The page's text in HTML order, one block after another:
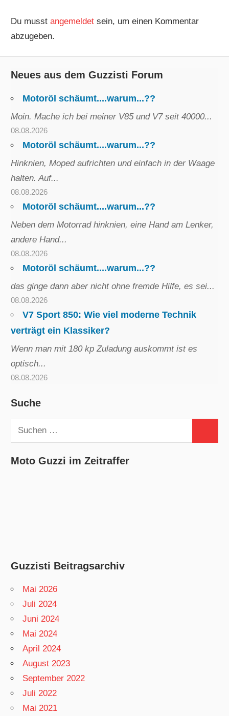
Du musstangemeldet sein, um einen Kommentar
abzugeben.
Neues aus dem Guzzisti Forum
Motoröl schäumt....warum...??
Moin. Mache ich bei meiner V85 und V7 seit 40000...
08.08.2026
Motoröl schäumt....warum...??
Hinknien, Moped aufrichten und einfach in der Waage
halten. Auf...
08.08.2026
Motoröl schäumt....warum...??
Neben dem Motorrad hinknien, eine Hand am Lenker,
andere Hand...
08.08.2026
Motoröl schäumt....warum...??
das ginge dann aber nicht ohne fremde Hilfe, es sei...
08.08.2026
V7 Sport 850: Wie viel moderne Technik
verträgt ein Klassiker?
Wenn man mit 180 kp Zuladung auskommt ist es
optisch...
08.08.2026
Suche
Suchen
nach:
Moto Guzzi im Zeitraffer
Guzzisti Beitragsarchiv
Mai 2026
Juli 2024
Juni 2024
Mai 2024
April 2024
August 2023
September 2022
Juli 2022
Mai 2021